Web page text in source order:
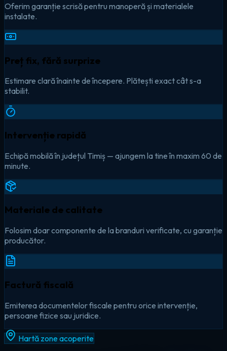
Oferim garanție scrisă pentru manoperă și materialele
instalate.
Preț fix, fără surprize
Estimare clară înainte de începere. Plătești exact cât s-a
stabilit.
Intervenție rapidă
Echipă mobilă în județul Timiș — ajungem la tine în maxim 60 de
minute.
Materiale de calitate
Folosim doar componente de la branduri verificate, cu garanție
producător.
Factură fiscală
Emiterea documentelor fiscale pentru orice intervenție,
persoane fizice sau juridice.
Hartă zone acoperite